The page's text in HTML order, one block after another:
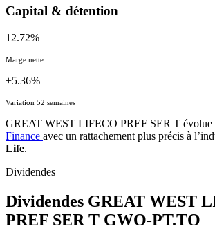
Capital & détention
12.72%
Marge nette
+5.36%
Variation 52 semaines
GREAT WEST LIFECO PREF SER T évolue
Finance avec un rattachement plus précis à
Life.
Dividendes
Dividendes GREAT WEST
PREF SER T GWO-PT.TO